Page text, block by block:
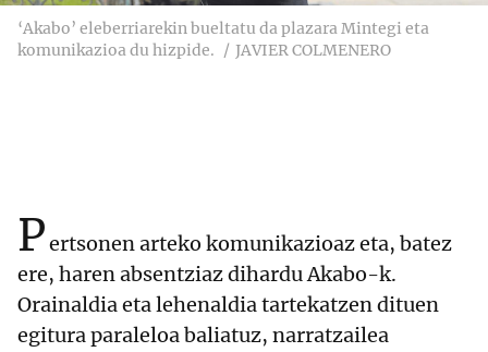
‘Akabo’ eleberriarekin bueltatu da plazara Mintegi eta
komunikazioa du hizpide.
JAVIER COLMENERO
Pertsonen arteko komunikazioaz eta, batez
ere, haren absentziaz dihardu Akabo-k.
Orainaldia eta lehenaldia tartekatzen dituen
egitura paraleloa baliatuz, narratzailea